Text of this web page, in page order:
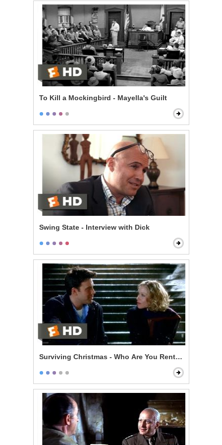
To Kill a Mockingbird - Mayella's Guilt
Swing State - Interview with Dick
Surviving Christmas - Who Are You Renting For New